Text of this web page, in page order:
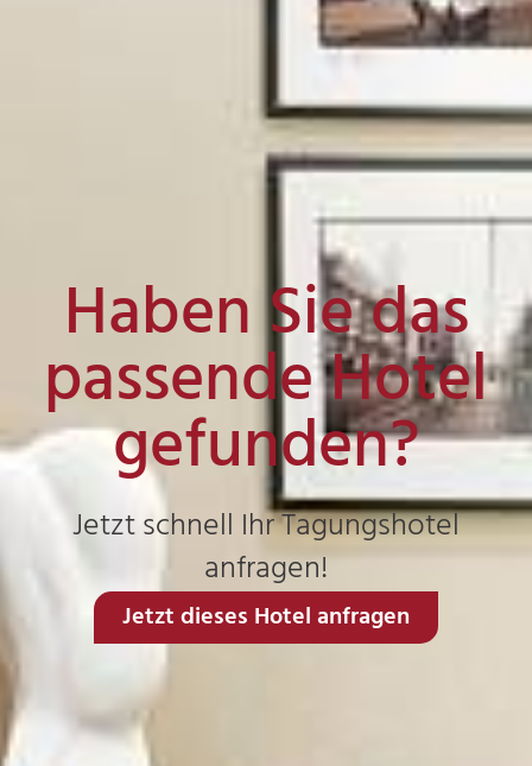
Haben Sie das
passende Hotel
gefunden?
Jetzt schnell Ihr Tagungshotel
anfragen!
Jetzt dieses Hotel anfragen